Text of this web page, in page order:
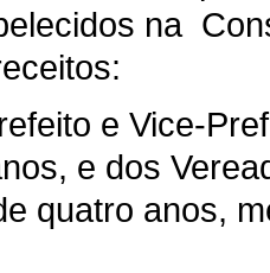
na
e Vice-
e dos
quatro anos,